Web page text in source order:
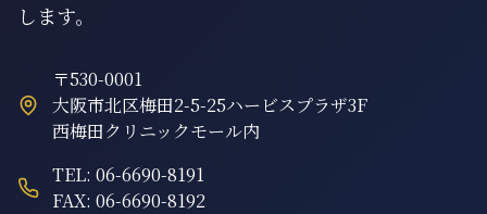
します。
〒530-0001
大阪市北区梅田2-5-25ハービスプラザ3F
西梅田クリニックモール内
TEL: 06-6690-8191
FAX: 06-6690-8192